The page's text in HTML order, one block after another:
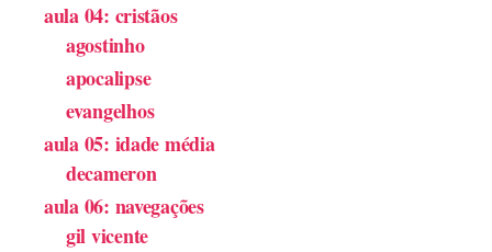
aula 04: cristãos
agostinho
apocalipse
evangelhos
aula 05: idade média
decameron
aula 06: navegações
gil vicente